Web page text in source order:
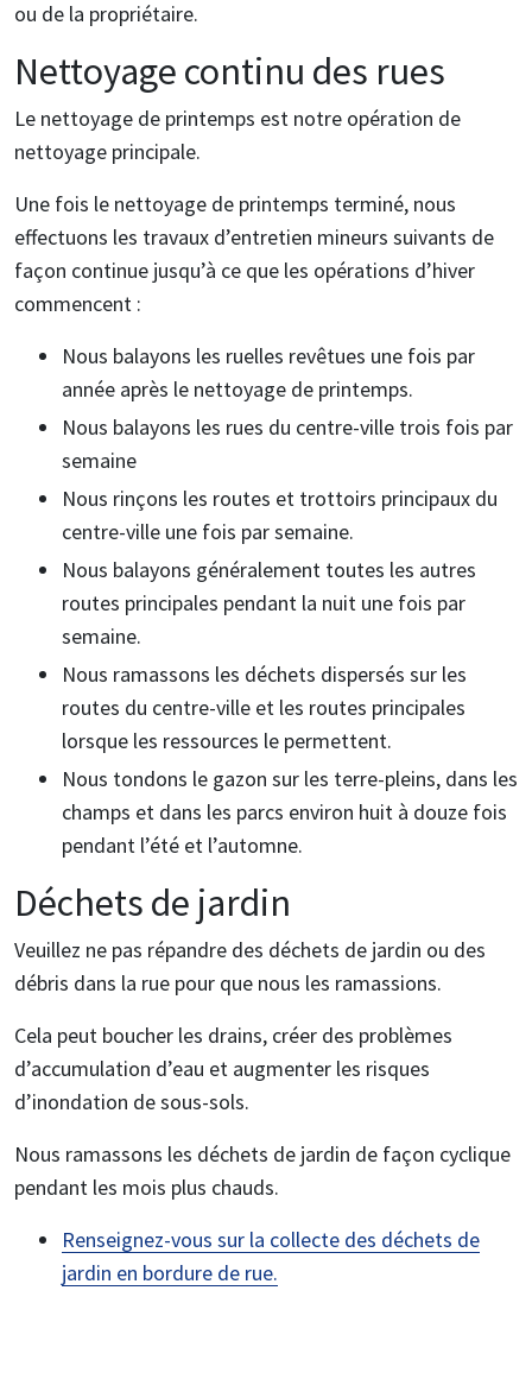
ou de la propriétaire.
Nettoyage continu des rues
Le nettoyage de printemps est notre opération de
nettoyage principale.
Une fois le nettoyage de printemps terminé, nous
effectuons les travaux d’entretien mineurs suivants de
façon continue jusqu’à ce que les opérations d’hiver
commencent :
Nous balayons les ruelles revêtues une fois par
année après le nettoyage de printemps.
Nous balayons les rues du centre-ville trois fois par
semaine
Nous rinçons les routes et trottoirs principaux du
centre-ville une fois par semaine.
Nous balayons généralement toutes les autres
routes principales pendant la nuit une fois par
semaine.
Nous ramassons les déchets dispersés sur les
routes du centre-ville et les routes principales
lorsque les ressources le permettent.
Nous tondons le gazon sur les terre-pleins, dans les
champs et dans les parcs environ huit à douze fois
pendant l’été et l’automne.
Déchets de jardin
Veuillez ne pas répandre des déchets de jardin ou des
débris dans la rue pour que nous les ramassions.
Cela peut boucher les drains, créer des problèmes
d’accumulation d’eau et augmenter les risques
d’inondation de sous-sols.
Nous ramassons les déchets de jardin de façon cyclique
pendant les mois plus chauds.
Renseignez-vous sur la collecte des déchets de
jardin en bordure de rue.